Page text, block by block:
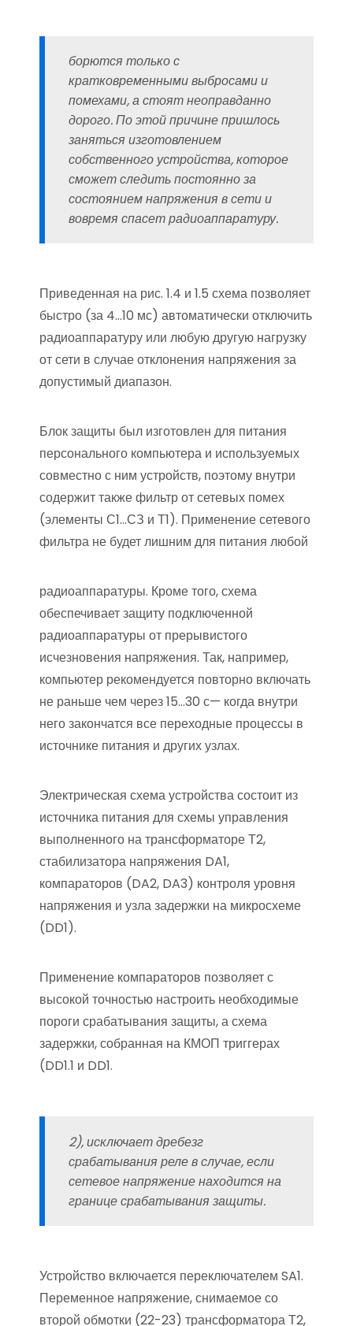
борются только с
кратковременными выбросами и
помехами, а стоят неоправданно
дорого. По этой причине пришлось
заняться изготовлением
собственного устройства, которое
сможет следить постоянно за
состоянием напряжения в сети и
вовремя спасет радиоаппаратуру.
Приведенная на рис. 1.4 и 1.5 схема позволяет
быстро (за 4…10 мс) автоматически отключить
радиоаппаратуру или любую другую нагрузку
от сети в случае отклонения напряжения за
допустимый диапазон.
Блок защиты был изготовлен для питания
персонального компьютера и используемых
совместно с ним устройств, поэтому внутри
содержит также фильтр от сетевых помех
(элементы С1…СЗ и Т1). Применение сетевого
фильтра не будет лишним для питания любой
радиоаппаратуры. Кроме того, схема
обеспечивает защиту подключенной
радиоаппаратуры от прерывистого
исчезновения напряжения. Так, например,
компьютер рекомендуется повторно включать
не раньше чем через 15…30 с— когда внутри
него закончатся все переходные процессы в
источнике питания и других узлах.
Электрическая схема устройства состоит из
источника питания для схемы управления
выполненного на трансформаторе Т2,
стабилизатора напряжения DA1,
компараторов (DA2, DA3) контроля уровня
напряжения и узла задержки на микросхеме
(DD1).
Применение компараторов позволяет с
высокой точностью настроить необходимые
пороги срабатывания защиты, а схема
задержки, собранная на КМОП триггерах
(DD1.1 и DD1.
2), исключает дребезг
срабатывания реле в случае, если
сетевое напряжение находится на
границе срабатывания защиты.
Устройство включается переключателем SA1.
Переменное напряжение, снимаемое со
второй обмотки (22-23) трансформатора Т2,